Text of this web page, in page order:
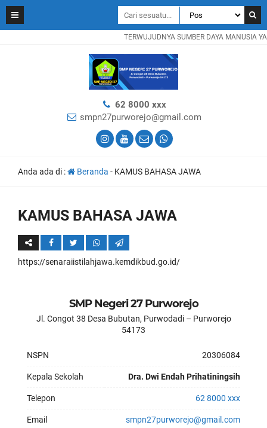
TERWUJUDNYA SUMBER DAYA MANUSIA
62 8000 xxx
smpn27purworejo@gmail.com
Anda ada di : Beranda - KAMUS BAHASA JAWA
KAMUS BAHASA JAWA
https://senaraiistilahjawa.kemdikbud.go.id/
SMP Negeri 27 Purworejo
Jl. Congot 38 Desa Bubutan, Purwodadi – Purworejo
54173
NSPN 20306084
Kepala Sekolah Dra. Dwi Endah Prihatiningsih
Telepon 62 8000 xxx
Email smpn27purworejo@gmail.com